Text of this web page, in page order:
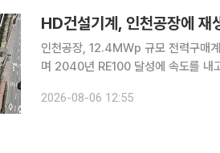
HD건설기계, 인천공장에 재
인천공장, 12.4MWp 규모 전력구매계약 체결 HD건설기계가 사업장의 재생에
며 2040년 RE100 달성에 속도를 내고 있다고 6일 밝혔다.
했다. 이번 계약을 통해 HD건설기
2026-08-06 12:55